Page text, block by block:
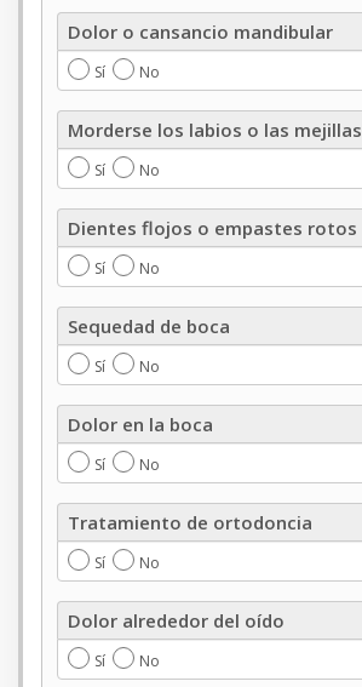
Dolor
cansancio
mandibular
Dolor o cansancio mandibular
Sí No
Morderse
los
labios
o
las
mejillas
Morderse los labios o las mejillas
Sí No
Dientes
flojos
empastes
rotos
Dientes flojos o empastes rotos
Sí No
Sequedad
de
boca
Sequedad de boca
Sí No
Dolor
en
la
boca
Dolor en la boca
Sí No
Tratamiento
de
ortodoncia
Tratamiento de ortodoncia
Sí No
Dolor
alrededor
del
oído
Dolor alrededor del oído
Sí No